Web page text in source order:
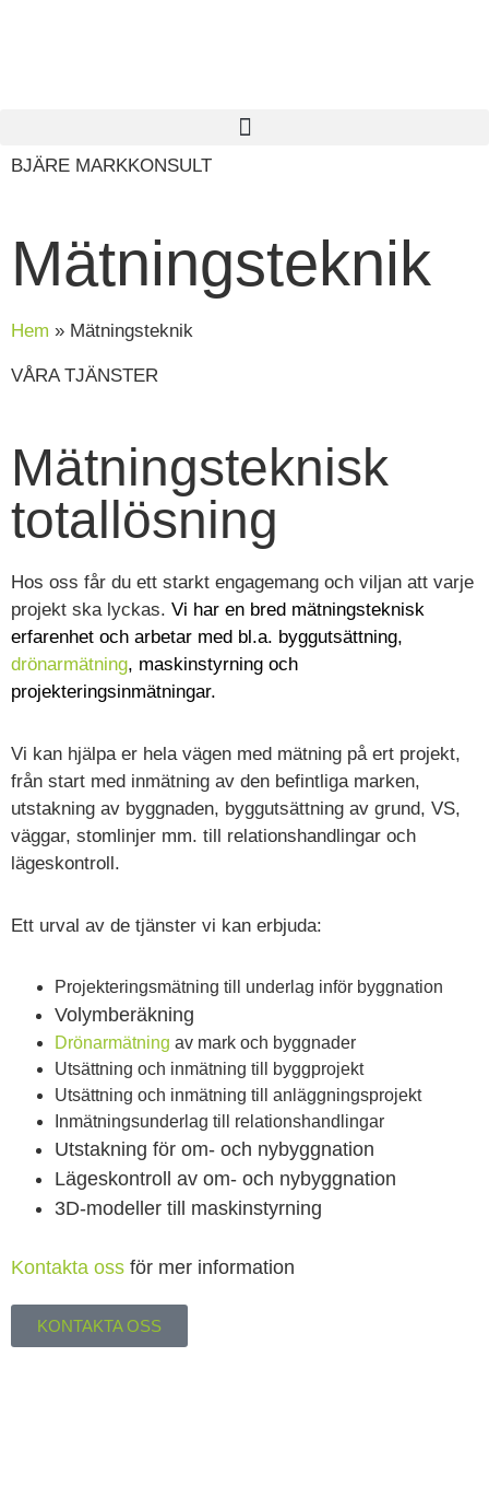
BJÄRE MARKKONSULT
Mätningsteknik
Hem » Mätningsteknik
VÅRA TJÄNSTER
Mätningsteknisk
totallösning
Hos oss får du ett starkt engagemang och viljan att varje
projekt ska lyckas. Vi har en bred mätningsteknisk
erfarenhet och arbetar med bl.a. byggutsättning,
drönarmätning, maskinstyrning och
projekteringsinmätningar.
Vi kan hjälpa er hela vägen med mätning på ert projekt,
från start med inmätning av den befintliga marken,
utstakning av byggnaden, byggutsättning av grund, VS,
väggar, stomlinjer mm. till relationshandlingar och
lägeskontroll.
Ett urval av de tjänster vi kan erbjuda:
Projekteringsmätning till underlag inför byggnation
Volymberäkning
Drönarmätning av mark och byggnader
Utsättning och inmätning till byggprojekt
Utsättning och inmätning till anläggningsprojekt
Inmätningsunderlag till relationshandlingar
Utstakning för om- och nybyggnation
Lägeskontroll av om- och nybyggnation
3D-modeller till maskinstyrning
Kontakta oss för mer information
KONTAKTA OSS